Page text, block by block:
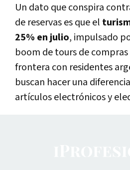
Un dato que conspira
de reservas es que el
25% en julio, impulsado
boom de tours de compras
frontera con residentes
buscan hacer una
artículos electrónicos y